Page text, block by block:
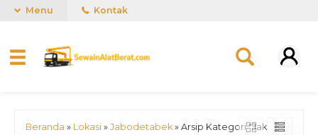
Menu Kontak
Beranda » Lokasi » Jabodetabek » Arsip Kategori "Jakarta"